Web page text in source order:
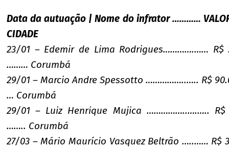
Data da autuação | Nome do infrator …………
CIDADE
23/01 – Edemir de Lima Rodrigues………….…… R$
……… Corumbá
29/01 – Marcio Andre Spessotto ……………..….. R$
… Corumbá
29/01 – Luiz Henrique Mujica ……………..….….. R$
…….. Corumbá
27/03 – Mário Maurício Vasquez Beltrão …..…… R$